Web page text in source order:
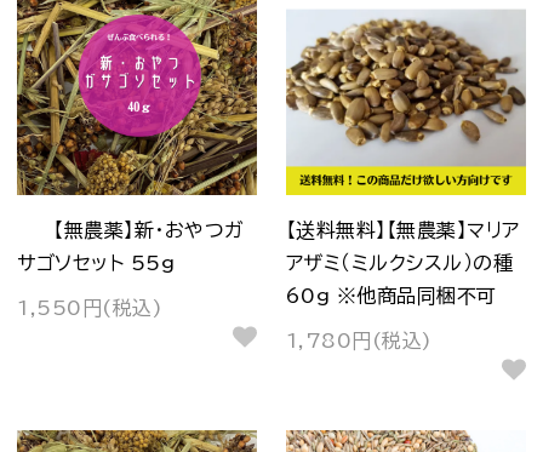
【無農薬】新・おやつガ
サゴソセット 55g
1,550円(税込)
【送料無料】【無農薬】マリア
アザミ（ミルクシスル）の種
60g ※他商品同梱不可
1,780円(税込)